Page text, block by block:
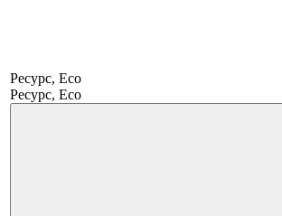
Ресурс, Eco
Ресурс, Eco